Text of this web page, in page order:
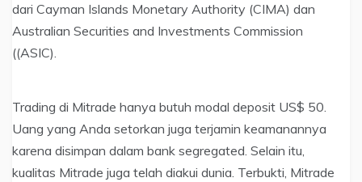
dari Cayman Islands Monetary Authority (CIMA) dan
Australian Securities and Investments Commission
((ASIC).
Trading di Mitrade hanya butuh modal deposit US$ 50.
Uang yang Anda setorkan juga terjamin keamanannya
karena disimpan dalam bank segregated. Selain itu,
kualitas Mitrade juga telah diakui dunia. Terbukti, Mitrade